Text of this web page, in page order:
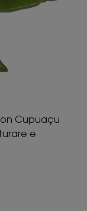
Cupuaçu
e